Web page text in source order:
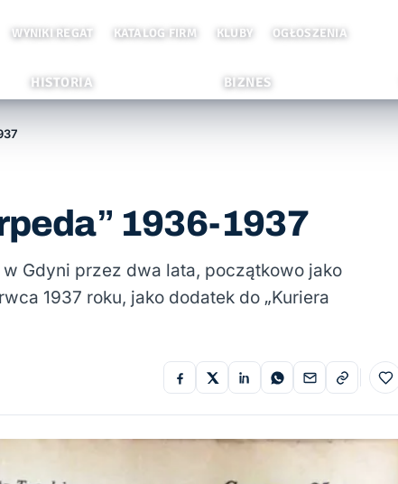
WYNIKI REGAT KATALOG FIRM KLUBY OGŁOSZENIA
HISTORIA BIZNES
1936-1937
Gdyni przez dwa lata, początkowo jako
1937 roku, jako dodatek do „Kuriera